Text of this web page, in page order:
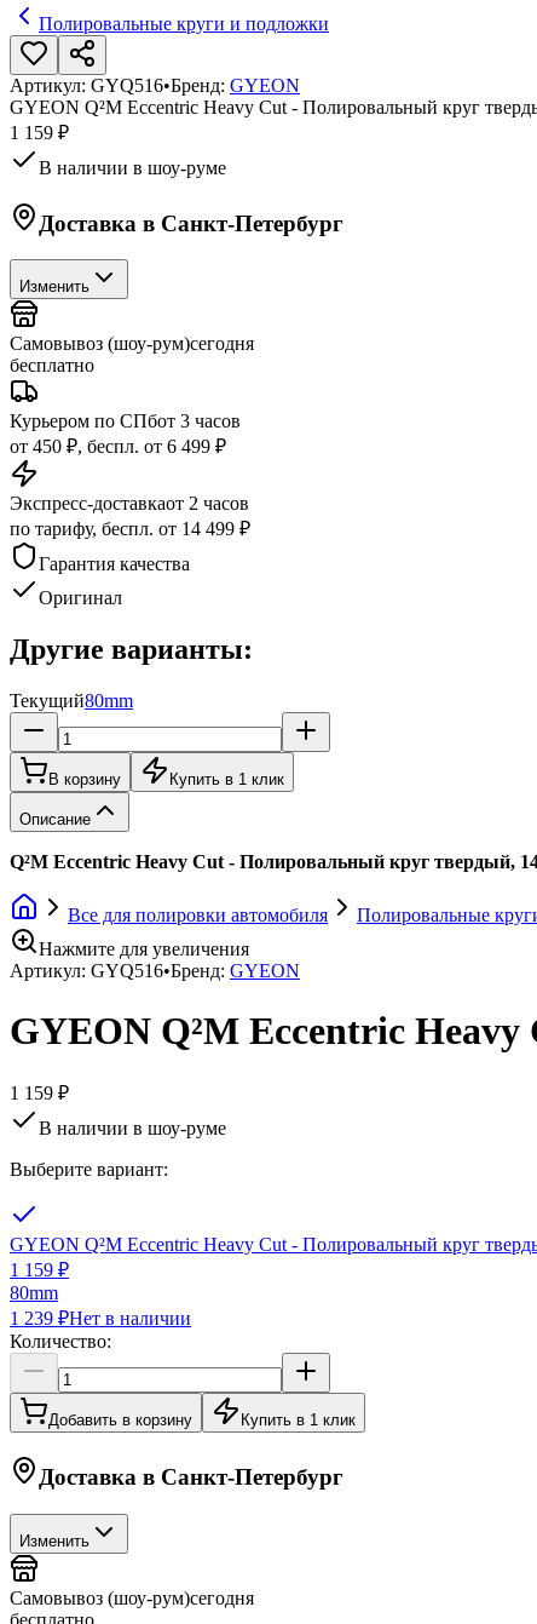
Полировальные круги и подложки
Артикул: GYQ516•Бренд: GYEON
GYEON Q²M Eccentric Heavy Cut - Полировальный круг
1 159 ₽
В наличии в шоу-руме
Доставка в Санкт-Петербург
Изменить
Самовывоз (шоу-рум)сегодня
бесплатно
Курьером по СПбот 3 часов
от 450 ₽, беспл. от 6 499 ₽
Экспресс-доставкаот 2 часов
по тарифу, беспл. от 14 499 ₽
Гарантия качества
Оригинал
Другие варианты:
Текущий80mm
В корзину Купить в 1 клик
Описание
Q²M Eccentric Heavy Cut - Полировальный круг твердый,
Все для полировки автомобиля Полировальные
Нажмите для увеличения
Артикул: GYQ516•Бренд: GYEON
GYEON Q²M Eccentric
1 159 ₽
В наличии в шоу-руме
Выберите вариант:
GYEON Q²M Eccentric Heavy Cut - Полировальный круг
1 159 ₽
80mm
1 239 ₽Нет в наличии
Количество:
Добавить в корзину Купить в 1 клик
Доставка в Санкт-Петербург
Изменить
Самовывоз (шоу-рум)сегодня
бесплатно